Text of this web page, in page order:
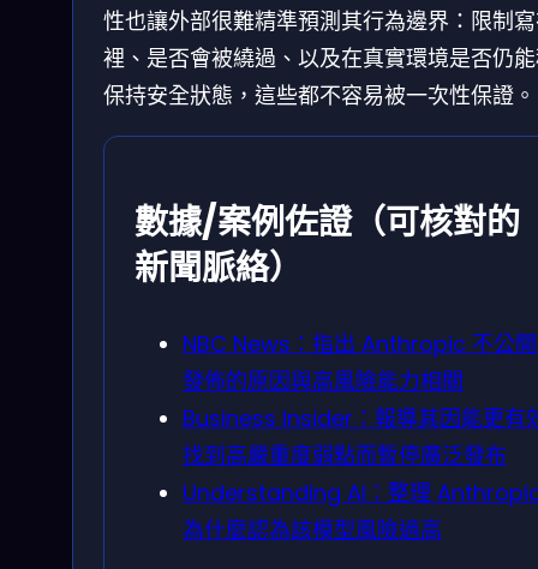
性也讓外部很難精準預測其行為邊界：限制
裡、是否會被繞過、以及在真實環境是否仍
保持安全狀態，這些都不容易被一次性保證。
數據/案例佐證（可核對的
新聞脈絡）
NBC News：指出 Anthropic 不公開
發佈的原因與高風險能力相關
Business Insider：報導其因能更有
找到高嚴重度弱點而暫停廣泛發布
Understanding AI：整理
為什麼認為該模型風險過高